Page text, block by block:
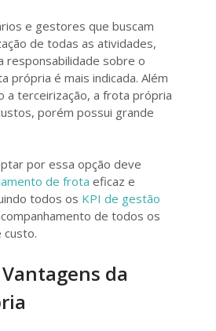
e gestores que buscam
de todas as atividades,
responsabilidade sobre o
própria é mais indicada. Além
a terceirização, a frota própria
porém possui grande
por essa opção deve
de frota eficaz e
todos os KPI de gestão
de todos os
custo.
da